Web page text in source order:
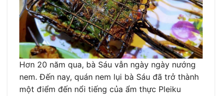
Hơn 20 năm qua, bà Sáu vẫn ngày ngày nướng
nem. Đến nay, quán nem lụi bà Sáu đã trở thành
một điểm đến nổi tiếng của ẩm thực Pleiku